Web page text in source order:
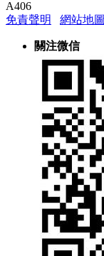
A406
免責聲明
網站地圖
關注微信